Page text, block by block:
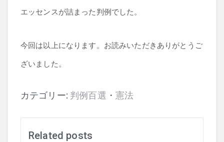
エッセンスが詰まった判例でした。
今回は以上になります。お読みいただきありがとうご
ざいました。
カテゴリー: 判例百選 ・ 憲法
Related posts